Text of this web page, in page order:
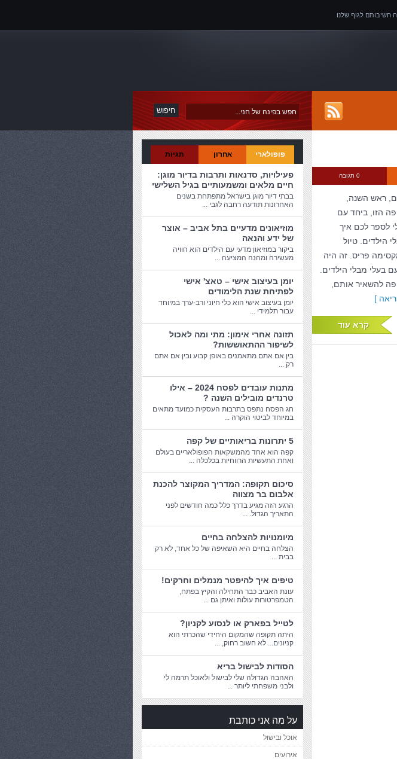
חשיבותם לגוף שלנו
0 תגובה
ראש השנה,
הזו, ביחד עם
לספר לכם איך
הילדים. טיול
פריס. זה היה
בעלי מבלי הילדים.
להשאיר אותם,
]
קרא עוד
פופולארי אחרון תגיות
פעילויות, סדנאות ותרבות בדיור מוגן:
חיים מלאים ומשמעותיים בגיל השלישי
בבתי דיור מוגן בישראל מתפתחת בשנים
האחרונות תודעה רחבה לגבי ...
מוזיאונים מדעיים בתל אביב – אוצר
של ידע והנאה
ביקור במוזיאון מדעי עם הילדים הוא חוויה
מעשירה ומהנה המציעה ...
יומן בעיצוב אישי – טאצ' אישי
לפתיחת שנת הלימודים
יומן בעיצוב אישי הוא כלי חיוני ורב-ערך במיוחד
עבור תלמידי ...
תזונה אחרי אימון: מתי ומה לאכול
לשיפור ההתאוששות?
בין אם אתם מתאמנים באופן קבוע ובין אם אתם
רק ...
מתנות עובדים לפסח 2024 – אילו
טרנדים מובילים השנה ?
חג הפסח נתפס בתרבות העסקית כמועד מתאים
במיוחד לביטוי הוקרה ...
5 יתרונות בריאותיים של קפה
קפה הוא אחד מהמשקאות הפופולאריים בעולם
ואחת התעשיות הרווחיות בכלכלה ...
סיכום תקופה: המדריך המקוצר להכנת
אלבום בר מצווה
הרגע הזה מגיע בדרך כלל כמה חודשים לפני
התאריך הגדול. ...
מיומנויות להצלחה בחיים
הצלחה בחיים היא השאיפה של כל אחד, לא רק
בבית ...
טיפים איך להיפטר מנמלים וחרקים!
עונת האביב כבר התחילה והקיץ בפתח,
הטמפרטורות עולות ואיתן גם ...
לטייל בפארק או לנסוע לקניון?
היתה תקופה שהמקום היחידי שהכרתי הוא
קניונים... לא חשוב רחוק, ...
הסודות לבישול בריא
האהבה הגדולה שלי לבישול ולאוכל תרמה לי
ולבני משפחתי ליותר ...
על מה אני כותבת
אוכל ובישול
אירועים